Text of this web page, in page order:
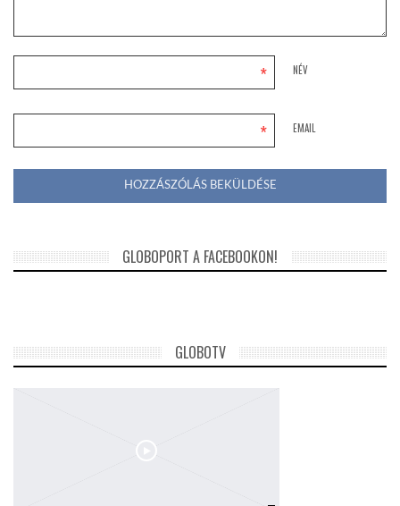
NÉV
*
EMAIL
*
GLOBOPORT A FACEBOOKON!
GLOBOTV